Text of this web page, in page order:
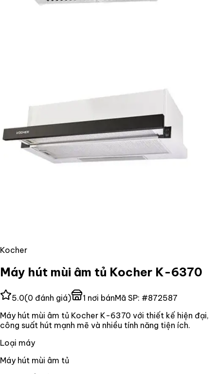
Kocher
Máy hút mùi âm tủ Kocher K-6370
5.0(0 đánh giá) 1 nơi bánMã SP: #872587
Máy hút mùi âm tủ Kocher K-6370 với thiết kế hiện đại,
công suất hút mạnh mẽ và nhiều tính năng tiện ích.
Loại máy
Máy hút mùi âm tủ